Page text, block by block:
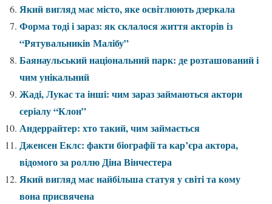
Який вигляд має місто, яке освітлюють дзеркала
Форма тоді і зараз: як склалося життя акторів із
“Рятувальників Малібу”
Баянаульський національний парк: де розташований і
чим унікальний
Жаді, Лукас та інші: чим зараз займаються актори
серіалу “Клон”
Андеррайтер: хто такий, чим займається
Дженсен Еклс: факти біографії та кар’єра актора,
відомого за роллю Діна Вінчестера
Який вигляд має найбільша статуя у світі та кому
вона присвячена